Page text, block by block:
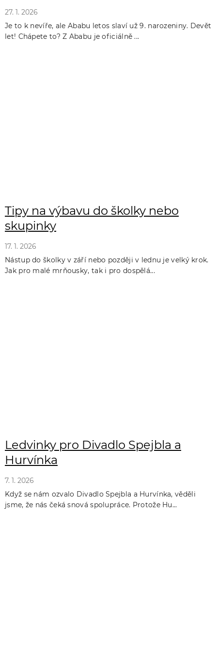
27. 1. 2026
Je to k nevíře, ale Ababu letos slaví už 9. narozeniny. Devět
let! Chápete to? Z Ababu je oficiálně ...
Tipy na výbavu do školky nebo
skupinky
17. 1. 2026
Nástup do školky v září nebo později v lednu je velký krok.
Jak pro malé mrňousky, tak i pro dospělá...
Ledvinky pro Divadlo Spejbla a
Hurvínka
7. 1. 2026
Když se nám ozvalo Divadlo Spejbla a Hurvínka, věděli
jsme, že nás čeká snová spolupráce. Protože Hu...